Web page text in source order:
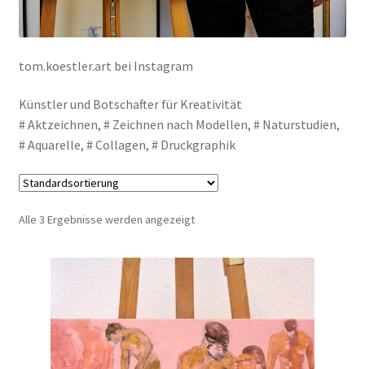
tom.koestler.art bei Instagram
Künstler und Botschafter für Kreativität
# Aktzeichnen, # Zeichnen nach Modellen, # Naturstudien,
# Aquarelle, # Collagen, # Druckgraphik
Alle 3 Ergebnisse werden angezeigt